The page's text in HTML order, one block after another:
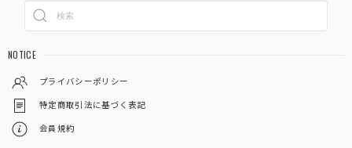
NOTICE
プライバシーポリシー
特定商取引法に基づく表記
会員規約